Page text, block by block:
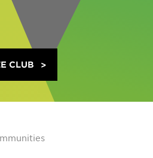
CLUB